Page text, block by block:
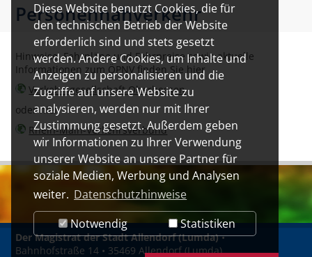
Diese Website benutzt Cookies, die für
den technischen Betrieb der Website
erforderlich sind und stets gesetzt
werden. Andere Cookies, um Inhalte und
Anzeigen zu personalisieren und die
Zugriffe auf unsere Website zu
analysieren, werden nur mit Ihrer
Zustimmung gesetzt. Außerdem geben
wir Informationen zu Ihrer Verwendung
unserer Website an unsere Partner für
soziale Medien, Werbung und Analysen
weiter. Datenschutzhinweise
Notwendig
Statistiken
Personennahverkehr
Hinweise, Fahrpläne und Fahrpreise sowie aktuelle
Informationen zum ÖPNV finden Sie hier
Verkehrsgesellschaft Oberhessen
oder hier
Rhein-Main-Verkehrsverbund
Der Magistrat der Stadt Allendorf (Lumda)•
Bahnhofstraße 14 • 35469 Allendorf (Lumda)